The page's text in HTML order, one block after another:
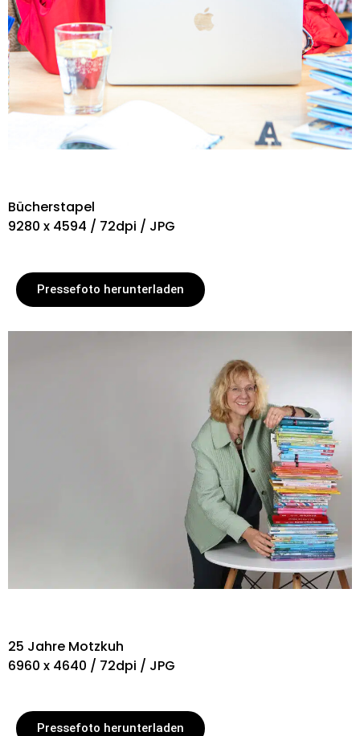
Bücherstapel
9280 x 4594 / 72dpi / JPG
Pressefoto herunterladen
25 Jahre Motzkuh
6960 x 4640 / 72dpi / JPG
Pressefoto herunterladen